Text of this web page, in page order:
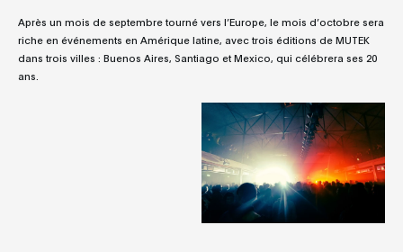
Après un mois de septembre tourné vers l’Europe, le mois d’octobre sera
riche en événements en Amérique latine, avec trois éditions de MUTEK
dans trois villes : Buenos Aires, Santiago et Mexico, qui célébrera ses 20
ans.